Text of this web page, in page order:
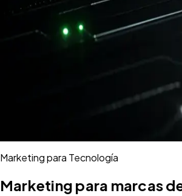
Marketing para Tecnología
Marketing para marcas